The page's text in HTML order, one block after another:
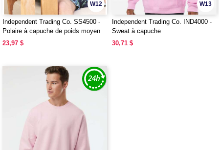
W12
Independent Trading Co. SS4500 -
Polaire à capuche de poids moyen
pour adultes
23,97 $
W13
Independent Trading Co. IND4000 -
Sweat à capuche
30,71 $